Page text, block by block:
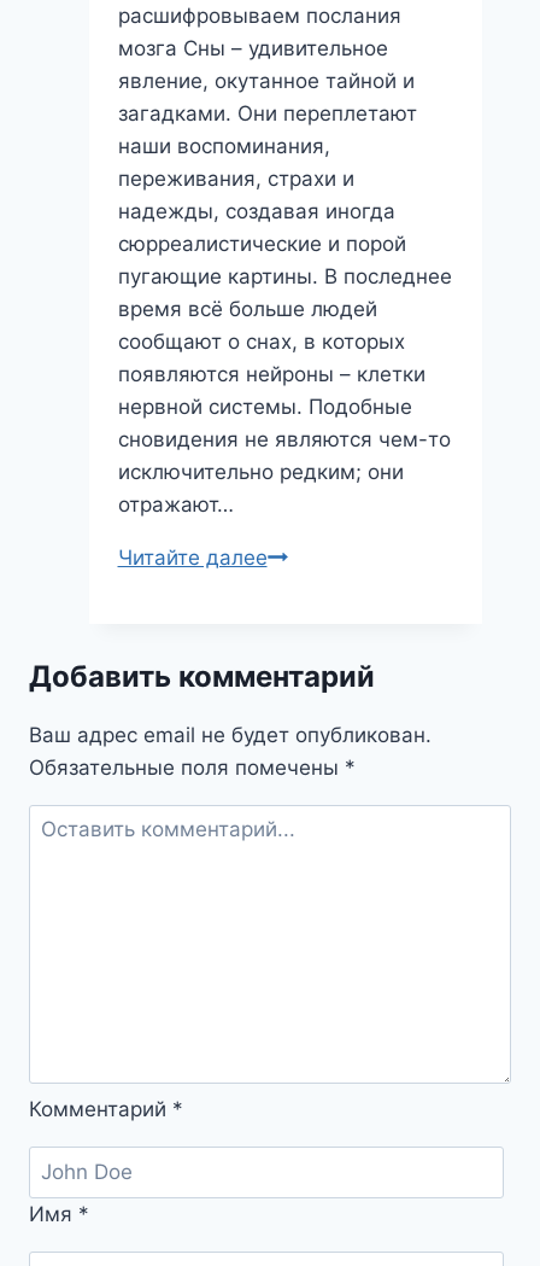
его
интерпретировать
расшифровываем послания
мозга Сны – удивительное
явление, окутанное тайной и
загадками. Они переплетают
наши воспоминания,
переживания, страхи и
надежды, создавая иногда
сюрреалистические и порой
пугающие картины. В последнее
время всё больше людей
сообщают о снах, в которых
появляются нейроны – клетки
нервной системы. Подобные
сновидения не являются чем-то
исключительно редким; они
отражают…
Читайте далееНейроны
послания
Добавить комментарий
Ваш адрес email не будет опубликован.
Обязательные поля помечены *
Комментарий *
Имя *